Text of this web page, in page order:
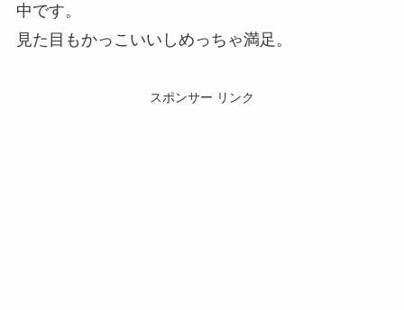
中です。
見た目もかっこいいしめっちゃ満足。
スポンサー リンク